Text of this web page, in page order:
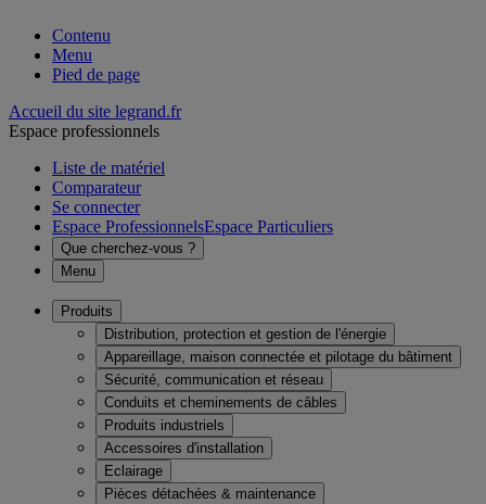
Contenu
Menu
Pied de page
Accueil du site legrand.fr
Espace professionnels
Liste de matériel
Comparateur
Se connecter
Espace ProfessionnelsEspace Particuliers
Que cherchez-vous ?
Menu
Produits
Distribution, protection et gestion de l'énergie
Appareillage, maison connectée et pilotage du bâtiment
Sécurité, communication et réseau
Conduits et cheminements de câbles
Produits industriels
Accessoires d'installation
Eclairage
Pièces détachées & maintenance